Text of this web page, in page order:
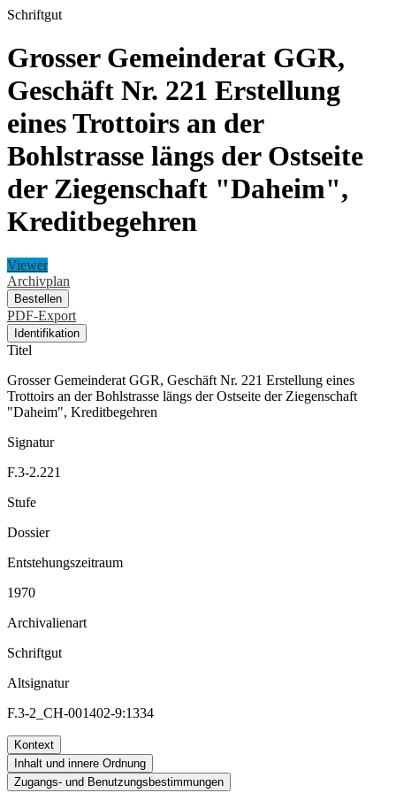
Schriftgut
Grosser Gemeinderat GGR,
Geschäft Nr. 221 Erstellung
eines Trottoirs an der
Bohlstrasse längs der Ostseite
der Ziegenschaft "Daheim",
Kreditbegehren
Viewer
Archivplan
Bestellen
PDF-Export
Identifikation
Titel
Grosser Gemeinderat GGR, Geschäft Nr. 221 Erstellung eines
Trottoirs an der Bohlstrasse längs der Ostseite der Ziegenschaft
"Daheim", Kreditbegehren
Signatur
F.3-2.221
Stufe
Dossier
Entstehungszeitraum
1970
Archivalienart
Schriftgut
Altsignatur
F.3-2_CH-001402-9:1334
Kontext
Inhalt und innere Ordnung
Zugangs- und Benutzungsbestimmungen